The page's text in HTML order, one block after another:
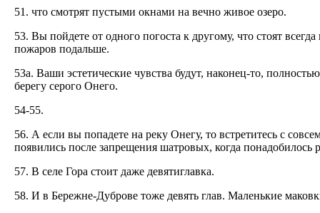
51. что смотрят пустыми окнами на вечно живое озеро.
53. Вы пойдете от одного погоста к другому, что стоят
пожаров подальше.
53а. Ваши эстетические чувства будут, наконец-то,
берегу серого Онего.
54-55.
56. А если вы попадете на реку Онегу, то встретитесь с
появились после запрещения шатровых, когда понадобилось
57. В селе Гора стоит даже девятиглавка.
58. И в Бережне-Дуброве тоже девять глав. Маленькие